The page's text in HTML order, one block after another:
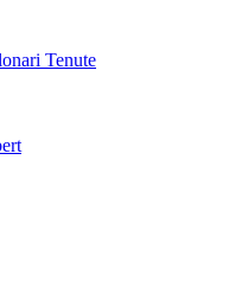
Tenute